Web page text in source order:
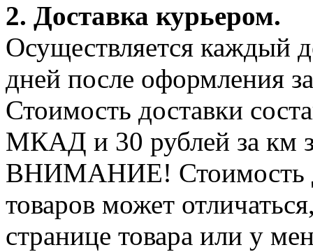
2. Доставка курьером.
Осуществляется каждый
дней после оформления
Стоимость доставки
МКАД и 30 рублей за км
ВНИМАНИЕ! Стоимость
товаров может
странице товара или у